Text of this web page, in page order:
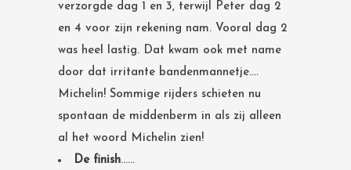
verzorgde dag 1 en 3, terwijl Peter dag 2
en 4 voor zijn rekening nam. Vooral dag 2
was heel lastig. Dat kwam ook met name
door dat irritante bandenmannetje….
Michelin! Sommige rijders schieten nu
spontaan de middenberm in als zij alleen
al het woord Michelin zien!
De finish……